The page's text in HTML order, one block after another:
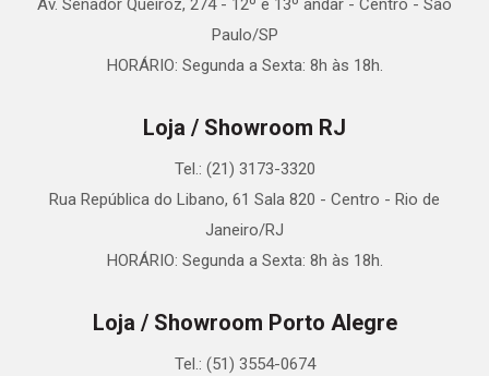
Av. Senador Queiróz, 274 - 12º e 13º andar - Centro - São
Paulo/SP
HORÁRIO: Segunda a Sexta: 8h às 18h.
Loja / Showroom RJ
Tel.: (21) 3173-3320
Rua República do Libano, 61 Sala 820 - Centro - Rio de
Janeiro/RJ
HORÁRIO: Segunda a Sexta: 8h às 18h.
Loja / Showroom Porto Alegre
Tel.: (51) 3554-0674